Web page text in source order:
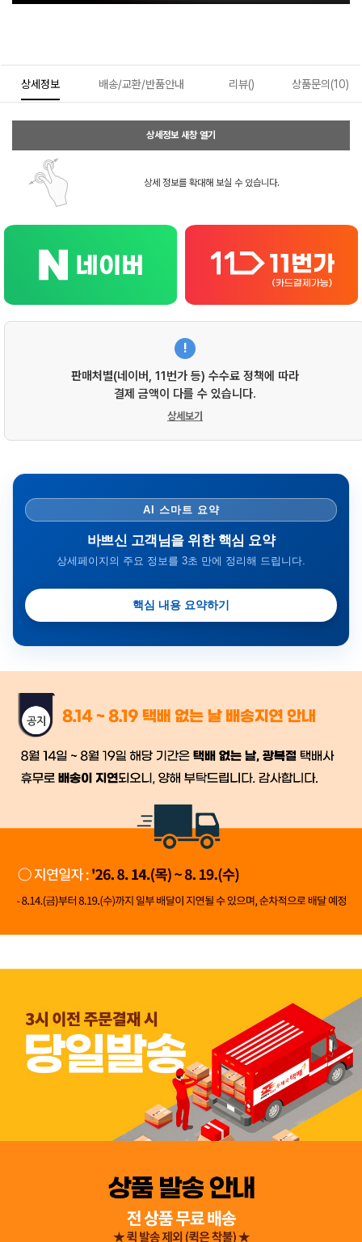
상세정보 배송/교환/반품안내 리뷰() 상품문의(10)
상세정보 새창 열기
상세 정보를 확대해 보실 수 있습니다.
!
판매처별(네이버, 11번가 등) 수수료 정책에 따라
결제 금액이 다를 수 있습니다.
상세보기
AI 스마트 요약
바쁘신 고객님을 위한 핵심 요약
상세페이지의 주요 정보를 3초 만에 정리해 드립니다.
핵심 내용 요약하기
금일 시세가 적용
배송
시작 후 환불이 불가